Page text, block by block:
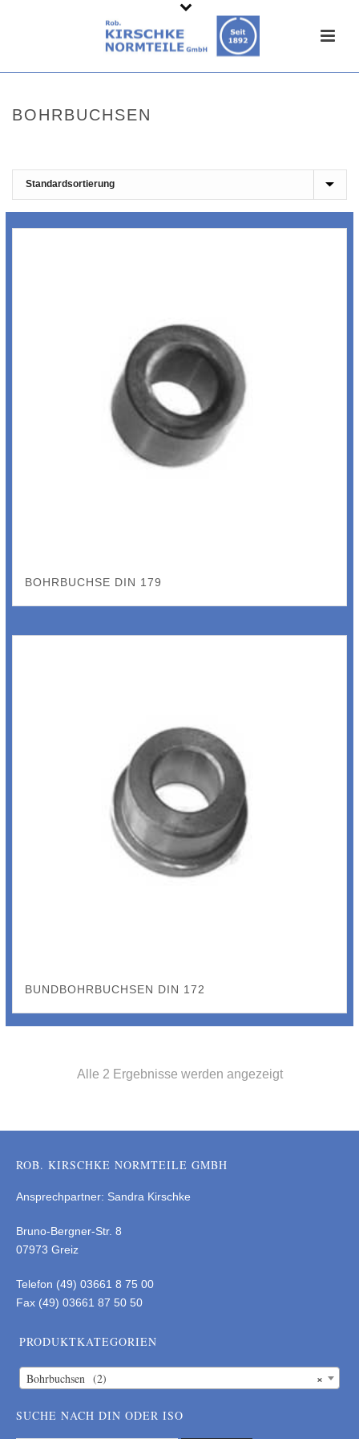
BOHRBUCHSEN
BOHRBUCHSE DIN 179
BUNDBOHRBUCHSEN DIN 172
Alle 2 Ergebnisse werden angezeigt
ROB. KIRSCHKE NORMTEILE GMBH
Ansprechpartner: Sandra Kirschke
Bruno-Bergner-Str. 8
07973 Greiz
Telefon (49) 03661 8 75 00
Fax (49) 03661 87 50 50
PRODUKTKATEGORIEN
×
Bohrbuchsen (2)
SUCHE NACH DIN ODER ISO